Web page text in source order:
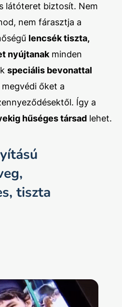
tiszta
látóteret biztosít. Nem
nem fárasztja a
lencsék tiszta,
nyújtanak minden
speciális bevonattal
őket a
Így a
hűséges társad lehet.